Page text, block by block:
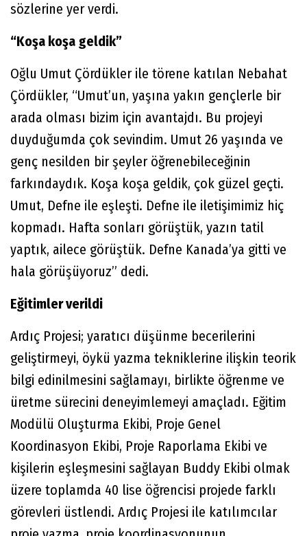
sözlerine yer verdi.
“Koşa koşa geldik”
Oğlu Umut Çördükler ile törene katılan Nebahat
Çördükler, “Umut’un, yaşına yakın gençlerle bir
arada olması bizim için avantajdı. Bu projeyi
duyduğumda çok sevindim. Umut 26 yaşında ve
genç nesilden bir şeyler öğrenebileceğinin
farkındaydık. Koşa koşa geldik, çok güzel geçti.
Umut, Defne ile eşleşti. Defne ile iletişimimiz hiç
kopmadı. Hafta sonları görüştük, yazın tatil
yaptık, ailece görüştük. Defne Kanada’ya gitti ve
hala görüşüyoruz” dedi.
Eğitimler verildi
Ardıç Projesi; yaratıcı düşünme becerilerini
geliştirmeyi, öykü yazma tekniklerine ilişkin teorik
bilgi edinilmesini sağlamayı, birlikte öğrenme ve
üretme sürecini deneyimlemeyi amaçladı. Eğitim
Modülü Oluşturma Ekibi, Proje Genel
Koordinasyon Ekibi, Proje Raporlama Ekibi ve
kişilerin eşleşmesini sağlayan Buddy Ekibi olmak
üzere toplamda 40 lise öğrencisi projede farklı
görevleri üstlendi. Ardıç Projesi ile katılımcılar